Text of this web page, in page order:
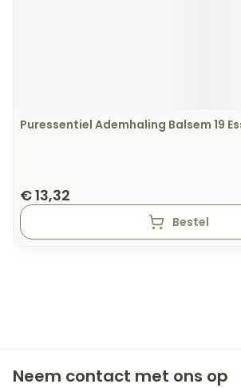
Puressentiel Ademhaling Balsem 19
€ 13,32
Bestel
Neem contact met ons op